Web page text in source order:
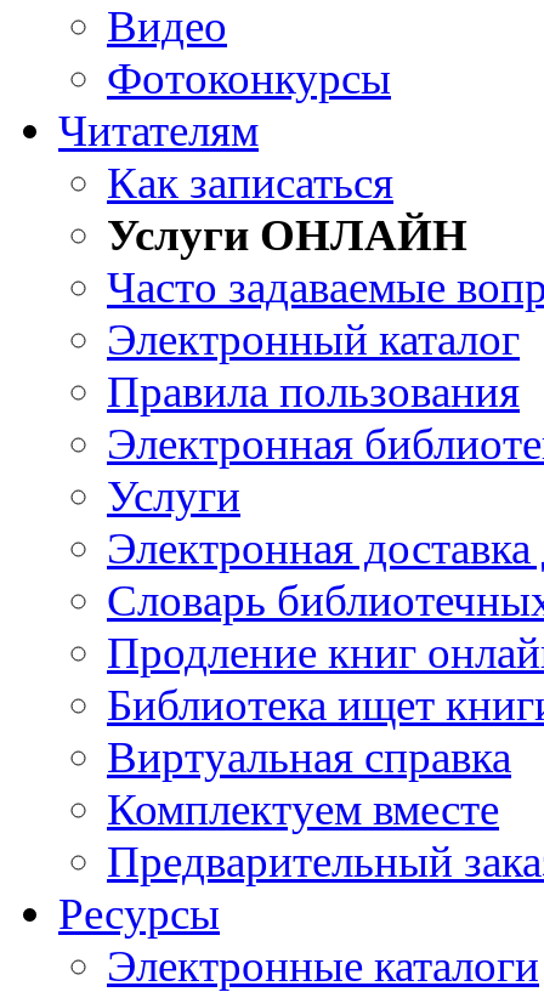
Видео
Фотоконкурсы
Читателям
Как записаться
Услуги ОНЛАЙН
Часто задаваемые
Электронный каталог
Правила пользования
Электронная
Услуги
Электронная
Словарь
Продление книг
Библиотека ищет
Виртуальная справка
Комплектуем вместе
Предварительный
Ресурсы
Электронные каталоги